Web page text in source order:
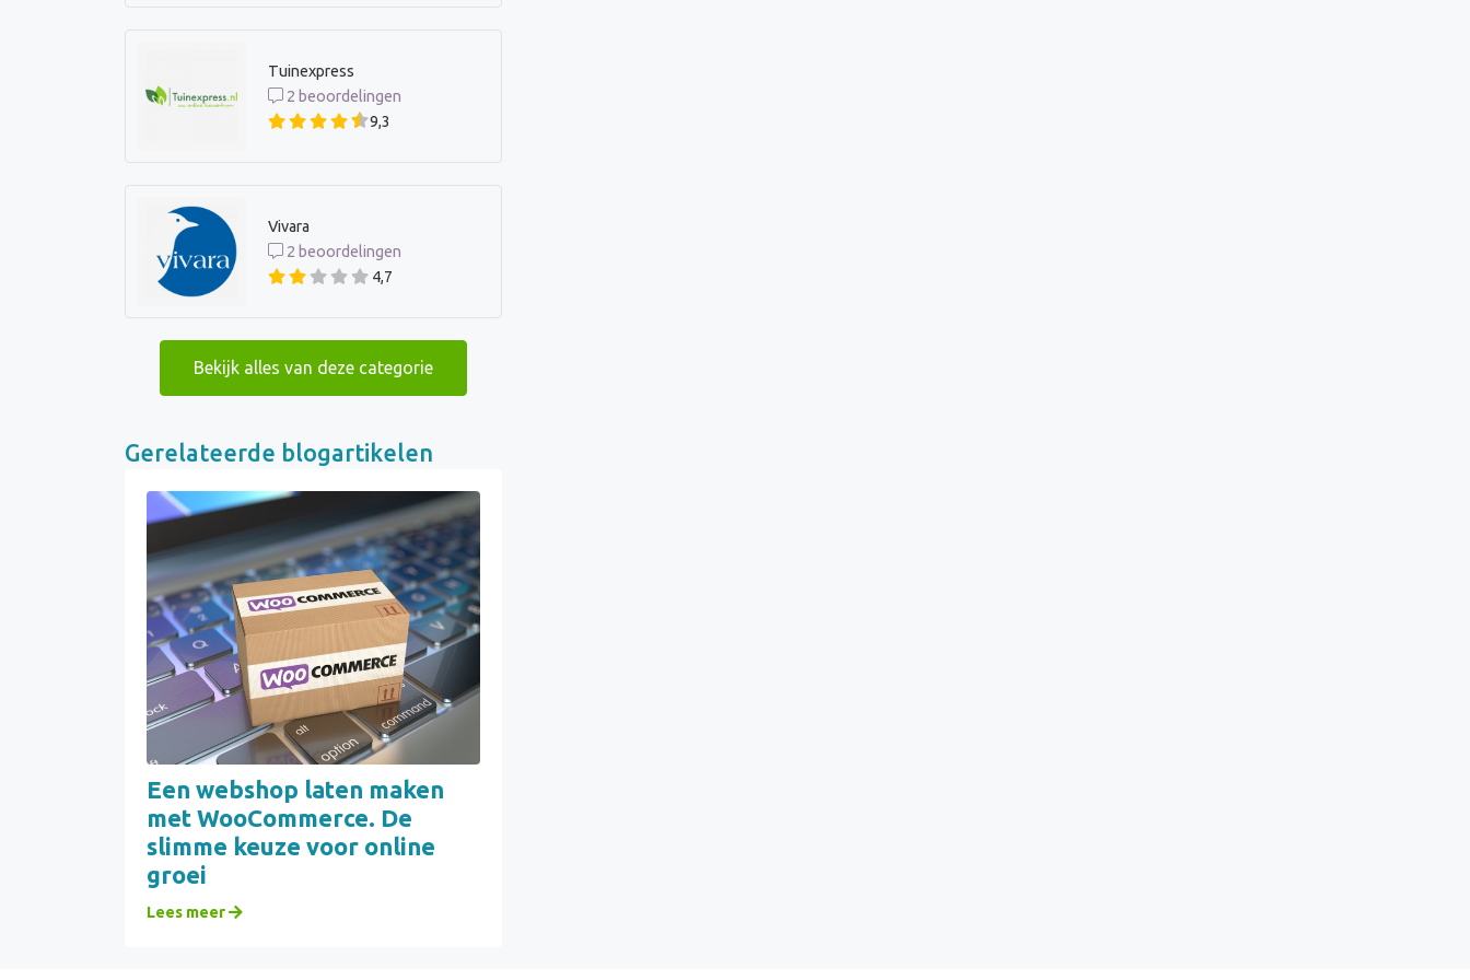
Tuinexpress
2 beoordelingen
9,3
Vivara
2 beoordelingen
4,7
Bekijk alles van deze categorie
Gerelateerde blogartikelen
Een webshop laten maken
met WooCommerce. De
slimme keuze voor online
groei
Lees meer